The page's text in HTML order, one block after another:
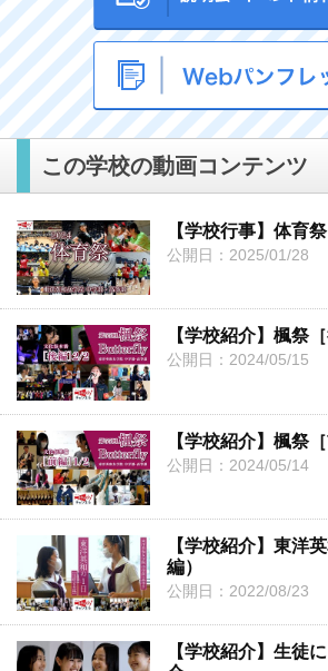
この学校の動画コンテンツ
【学校行事】体育祭
公開日：2025/01/28
【学校紹介】楓祭
公開日：2024/05/15
【学校紹介】楓祭
公開日：2024/05/14
【学校紹介】東洋
編）
公開日：2022/08/23
【学校紹介】生徒